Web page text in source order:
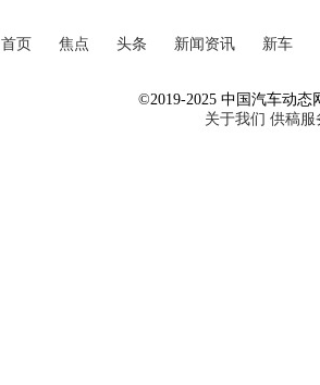
首页 焦点 头条 新闻资讯 新车
©2019-2025 中国汽车动态
关于我们 供稿服